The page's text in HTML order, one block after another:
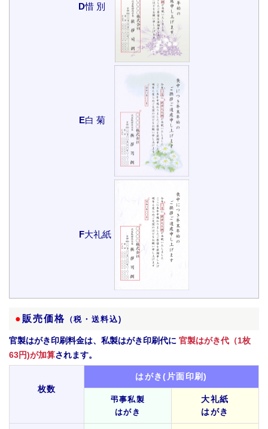
D惜 別
E白 菊
F大礼紙
● 販売価格 （税・送料込)
官製はがき印刷料金は、私製はがき印刷代に 官製はがき代（1枚
63円)が加算されます。
枚数
はがき(片面印刷)
弔事私製
はがき
大礼紙
はがき